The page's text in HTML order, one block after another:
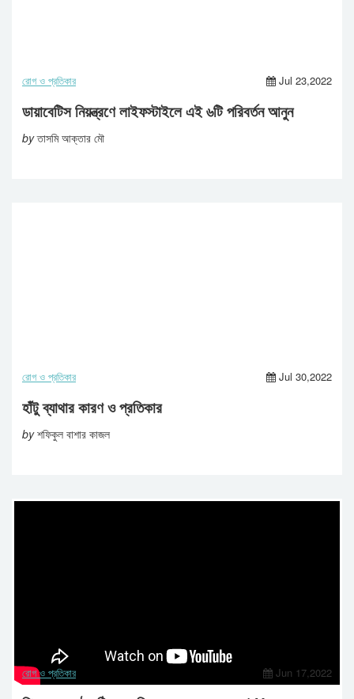
রোগ ও প্রতিকার Jul 23,2022
ডায়াবেটিস নিয়ন্ত্রণে লাইফস্টাইলে এই ৬টি পরিবর্তন আনুন
byতাসমি আক্তার মৌ
রোগ ও প্রতিকার Jul 30,2022
হাঁটু ব্যাথার কারণ ও প্রতিকার
byশফিকুল বাশার কাজল
রোগ ও প্রতিকার Jun 17,2022